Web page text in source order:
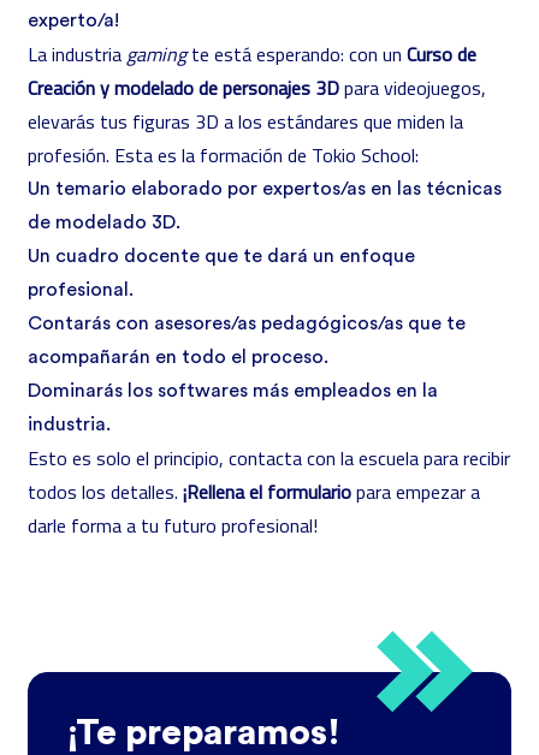
experto/a!
La industria gamingte está esperando: con un Curso de
Creación y modelado de personajes 3Dpara videojuegos,
elevarás tus figuras 3D a los estándares que miden la
profesión. Esta es la formación de Tokio School:
Un temario elaborado por expertos/as en las técnicas
de modelado 3D.
Un cuadro docente que te dará un enfoque
profesional.
Contarás con asesores/as pedagógicos/as que te
acompañarán en todo el proceso.
Dominarás los softwares más empleados en la
industria.
Esto es solo el principio, contacta con la escuela para recibir
todos los detalles. ¡Rellena el formulariopara empezar a
darle forma a tu futuro profesional!
¡Te preparamos!